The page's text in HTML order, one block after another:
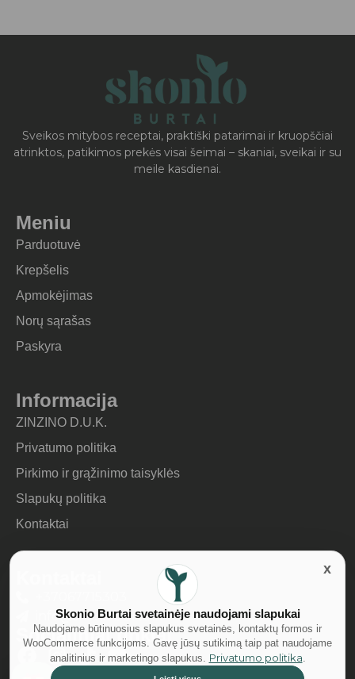
Sveikos mitybos receptai, praktiški patarimai ir kruopščiai
atrinktos, patikimos prekės visai šeimai – skaniai, sveikai ir su
meile kasdienai.
Meniu
Parduotuvė
Krepšelis
Apmokėjimas
Norų sąrašas
Paskyra
Informacija
ZINZINO D.U.K.
Privatumo politika
Pirkimo ir grąžinimo taisyklės
Slapukų politika
Kontaktai
info@skonioburtai.lt
Socialiniai tinklai
Skonio Burtai svetainėje naudojami slapukai
Naudojame būtinuosius slapukus svetainės, kontaktų formos ir
WooCommerce funkcijoms. Gavę jūsų sutikimą taip pat naudojame
analitinius ir marketingo slapukus. Privatumo politika.